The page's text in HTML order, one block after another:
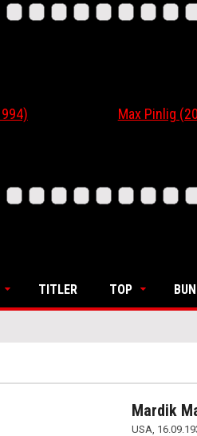
Max Pinlig (2008)
TITLER TOP
Mardik
USA,